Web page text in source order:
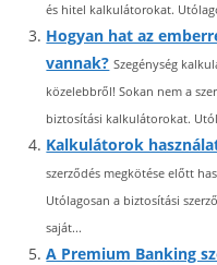
és hitel kalkulátorokat.
Hogyan hat az
vannak? Szegénység
közelebbről! Sokan nem a
biztosítási kalkulátorokat.
Kalkulátorok
szerződés megkötése előtt
Utólagosan a biztosítási
saját...
A Premium Banking